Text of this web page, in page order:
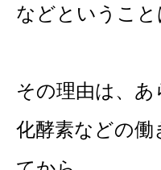
などということ
その理由は、
化酵素などの